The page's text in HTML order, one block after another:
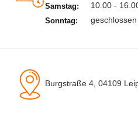
Samstag: 10.00 -
Sonntag: geschlossen
Burgstraße 4, 04109